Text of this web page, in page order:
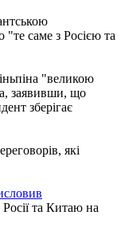
саме з Росією та
"великою
заявивши, що
зберігає
які
Росії та Китаю на